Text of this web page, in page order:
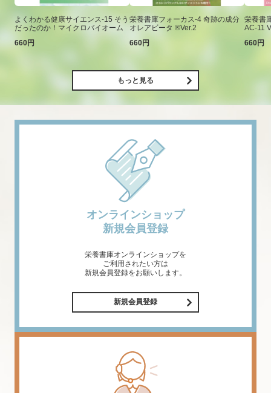
よくわかる健康サイエンス-15 そう
だったのか！マイクロバイオーム
660円
栄養書庫フォーカス-4 奇跡の成分
オレアビータ ®Ver.2
660円
栄養書
AC-11
660円
もっと見る
オンラインショップ
新規会員登録
栄養書庫オンラインショップを
ご利用されたい方は
新規会員登録をお願いします。
新規会員登録